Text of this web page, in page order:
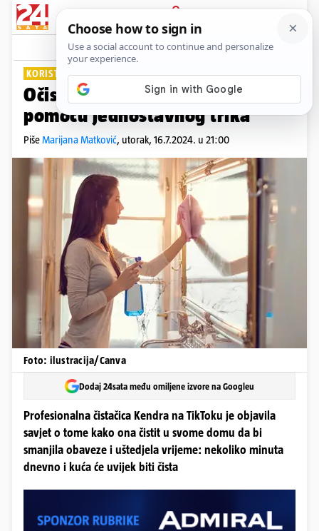
PRIJAVA
Lifestyle Komentari
KORISTAN SAVJET
Očistite kupaonicu u 60 sekundi
pomoću jednostavnog trika
PišeMarijana Matković, utorak, 16.7.2024. u 21:00
Foto: ilustracija/Canva
Dodaj 24sata među omiljene izvore na Googleu
Profesionalna čistačica Kendra na TikToku je objavila
savjet o tome kako ona čistit u svome domu da bi
smanjila obaveze i uštedjela vrijeme: nekoliko minuta
dnevno i kuća će uvijek biti čista